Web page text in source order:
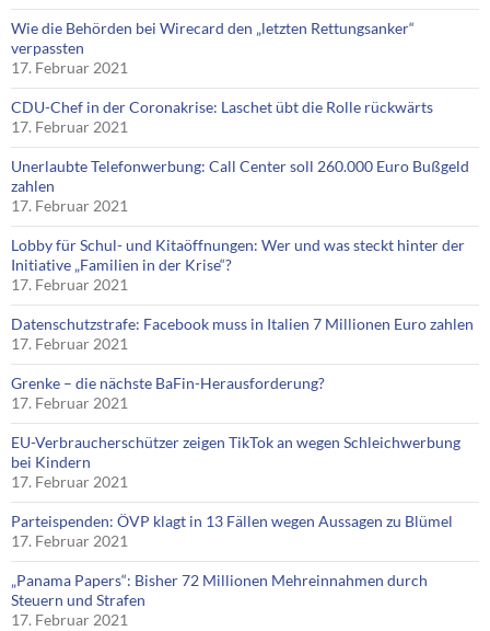
Wie die Behörden bei Wirecard den „letzten Rettungsanker“
verpassten
17. Februar 2021
CDU-Chef in der Coronakrise: Laschet übt die Rolle rückwärts
17. Februar 2021
Unerlaubte Telefonwerbung: Call Center soll 260.000 Euro Bußgeld
zahlen
17. Februar 2021
Lobby für Schul- und Kitaöffnungen: Wer und was steckt hinter der
Initiative „Familien in der Krise“?
17. Februar 2021
Datenschutzstrafe: Facebook muss in Italien 7 Millionen Euro zahlen
17. Februar 2021
Grenke – die nächste BaFin-Herausforderung?
17. Februar 2021
EU-Verbraucherschützer zeigen TikTok an wegen Schleichwerbung
bei Kindern
17. Februar 2021
Parteispenden: ÖVP klagt in 13 Fällen wegen Aussagen zu Blümel
17. Februar 2021
„Panama Papers“: Bisher 72 Millionen Mehreinnahmen durch
Steuern und Strafen
17. Februar 2021